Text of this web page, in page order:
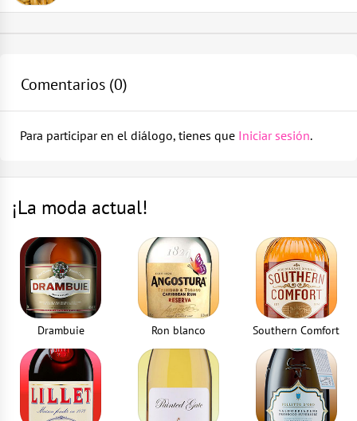
1 parte
Decóralo con cacahuetes tostados
Comentarios (0)
Para participar en el diálogo, tienes que Iniciar sesión.
¡La moda actual!
Drambuie Ron blanco Southern Comfort